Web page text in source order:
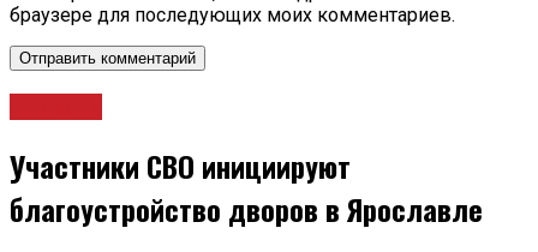
браузере для последующих моих комментариев.
Участники СВО инициируют
благоустройство дворов в Ярославле